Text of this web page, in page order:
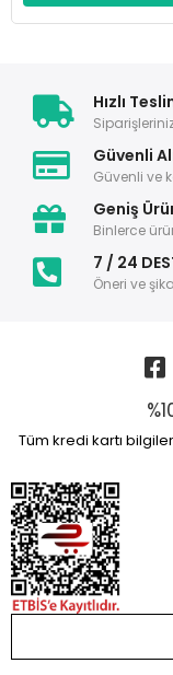
Hızlı
Güvenli
Güvenli ve
Geniş
Binlerce
7 / 24
Öneri ve
Tüm kredi kartı